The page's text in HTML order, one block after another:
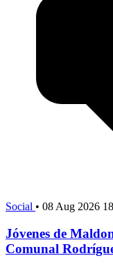
Social • 08 Aug 2026
Jóvenes de
Comunal